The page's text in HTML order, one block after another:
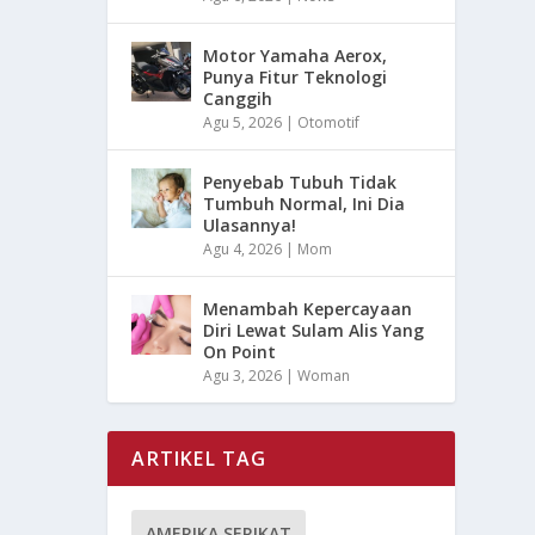
Motor Yamaha Aerox,
Punya Fitur Teknologi
Canggih
Agu 5, 2026 | Otomotif
Penyebab Tubuh Tidak
Tumbuh Normal, Ini Dia
Ulasannya!
Agu 4, 2026 | Mom
Menambah Kepercayaan
Diri Lewat Sulam Alis Yang
On Point
Agu 3, 2026 |Woman
ARTIKEL TAG